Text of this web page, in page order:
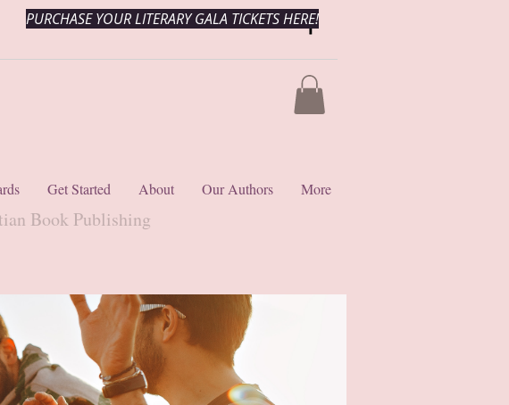
PURCHASE YOUR LITERARY GALA TICKETS HERE!
Get Started About Our Authors More
Book Publishing